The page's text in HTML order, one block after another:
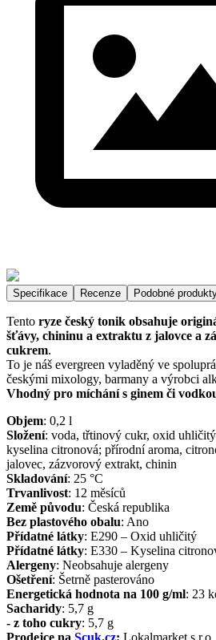
Specifikace Recenze Podobné
Tento ryze český tonik obsahuje
šťávy, chininu a extraktu z jalovce a
cukrem.
To je náš evergreen vyladěný ve
českými mixology, barmany a výrobci
Vhodný pro míchání s ginem či
Objem: 0,2 l
Složení: voda, třtinový cukr, oxid
kyselina citronová; přírodní aroma,
jalovec, zázvorový extrakt, chinin
Skladování: 25 °C
Trvanlivost: 12 měsíců
Země původu: Česká republika
Bez plastového obalu: Ano
Přídatné látky: E290 – Oxid uhličitý
Přídatné látky: E330 – Kyselina
Alergeny: Neobsahuje alergeny
Ošetření: Šetrně pasterováno
Energetická hodnota na 100 g/ml: 23
Sacharidy: 5,7 g
- z toho cukry: 5,7 g
Prodejce na Scuk.cz: Lokalmarket s.r.o.